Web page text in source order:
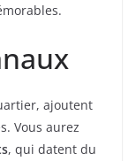
ajoutent
Vous aurez
, qui datent du